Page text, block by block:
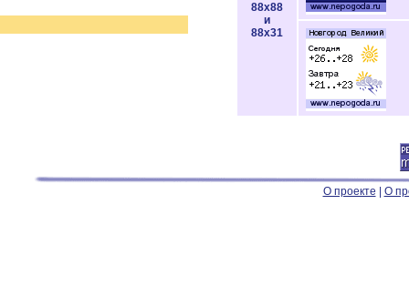
88x88
и
88x31
О проекте О